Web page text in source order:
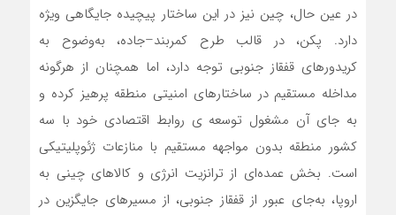
در عین حال، چین نیز در این ساختار پیچیده جایگاهی ویژه
دارد. پکن، در قالب طرح کمربند–جاده، به‌وضوح به
کریدورهای قفقاز جنوبی توجه دارد، اما همچنان از هرگونه
مداخله مستقیم در ساختارهای امنیتی منطقه پرهیز کرده و
به جای آن مشغول توسعه ی روابط اقتصادی خود با سه
کشور منطقه بدون مواجهه مستقیم با منازعات ژئوپلیتیکی
است. بخش عمده‌ای از ترانزیت انرژی و کالاهای چینی به
اروپا، به‌جای عبور از قفقاز جنوبی، از مسیرهای جایگزین در